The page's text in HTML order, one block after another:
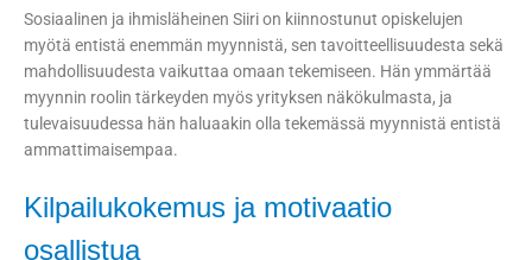
Sosiaalinen ja ihmisläheinen Siiri on kiinnostunut opiskelujen
myötä entistä enemmän myynnistä, sen tavoitteellisuudesta sekä
mahdollisuudesta vaikuttaa omaan tekemiseen. Hän ymmärtää
myynnin roolin tärkeyden myös yrityksen näkökulmasta, ja
tulevaisuudessa hän haluaakin olla tekemässä myynnistä entistä
ammattimaisempaa.
Kilpailukokemus ja motivaatio
osallistua